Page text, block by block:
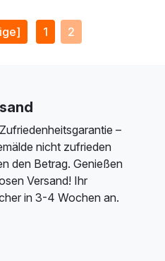
1 2
–
nicht zufrieden
den Betrag. Genießen
Versand! Ihr
in 3-4 Wochen an.